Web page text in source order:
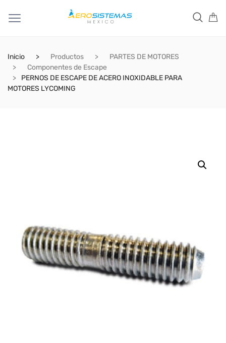
Inicio Productos
PARTES DE MOTORES
Componentes de Escape
PERNOS DE ESCAPE DE ACERO INOXIDABLE PARA
MOTORES LYCOMING